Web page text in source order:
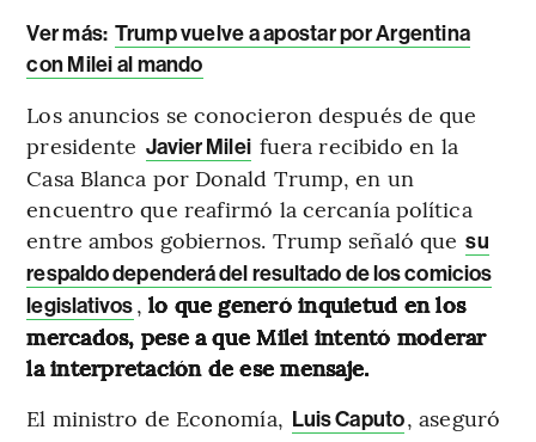
Ver más: Trump vuelve a apostar por Argentina
con Milei al mando
Los anuncios se conocieron después de que
presidente Javier Milei fuera recibido en la
Casa Blanca por Donald Trump, en un
encuentro que reafirmó la cercanía política
entre ambos gobiernos. Trump señaló que su
respaldo dependerá del resultado de los comicios
legislativos, lo que generó inquietud en los
mercados, pese a que Milei intentó moderar
la interpretación de ese mensaje.
El ministro de Economía, Luis Caputo, aseguró